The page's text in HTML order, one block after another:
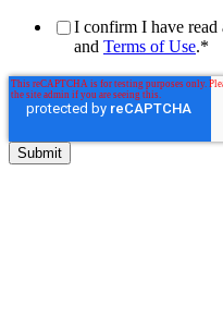
I confirm I have read
and Terms of Use.*